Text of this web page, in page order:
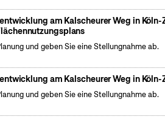
am Kalscheurer Weg in
und geben Sie eine Stellungnahme ab.
am Kalscheurer Weg in
und geben Sie eine Stellungnahme ab.